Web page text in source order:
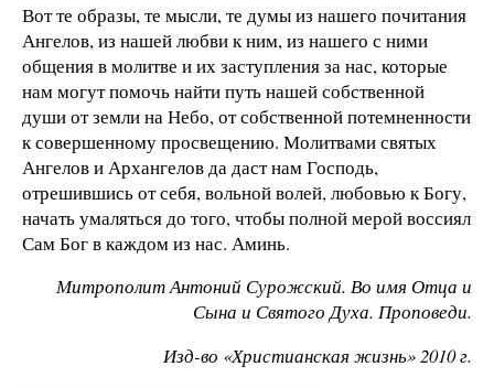
Вот те образы, те мысли, те думы из нашего почитания
Ангелов, из нашей любви к ним, из нашего с ними
общения в молитве и их заступления за нас, которые
нам могут помочь найти путь нашей собственной
души от земли на Небо, от собственной потемненности
к совершенному просвещению. Молитвами святых
Ангелов и Архангелов да даст нам Господь,
отрешившись от себя, вольной волей, любовью к Богу,
начать умаляться до того, чтобы полной мерой воссиял
Сам Бог в каждом из нас. Аминь.
Митрополит Антоний Сурожский. Во имя Отца и
Сына и Святого Духа. Проповеди.
Изд-во «Христианская жизнь» 2010 г.